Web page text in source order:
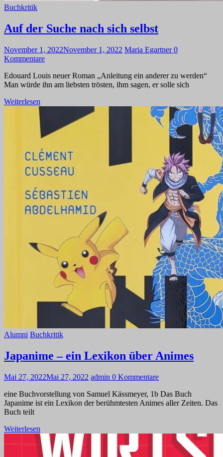
Buchkritik
Auf der Suche nach sich selbst
November 1, 2022November 1, 2022 Maria Egartner0
Kommentare
Edouard Louis neuer Roman „Anleitung ein anderer zu werden“
Man würde ihn am liebsten trösten, ihm sagen, er solle sich
Weiterlesen
Alumni Buchkritik
Japanime – ein Lexikon über Animes
Mai 27, 2022Mai 27, 2022 admin 0 Kommentare
eine Buchvorstellung von Samuel Kässmeyer, 1b Das Buch
Japanime ist ein Lexikon der berühmtesten Animes aller Zeiten. Das
Buch teilt
Weiterlesen